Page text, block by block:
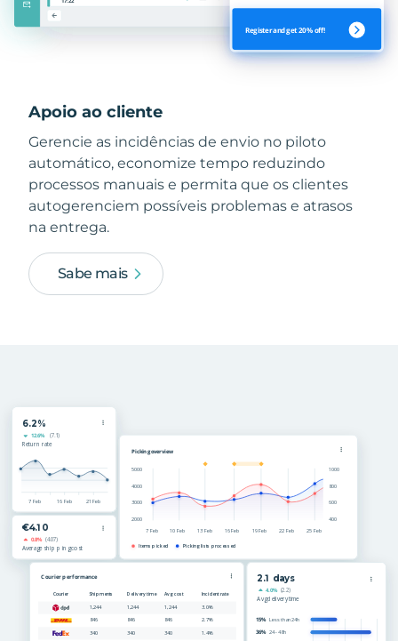
Apoio ao cliente
Gerencie as incidências de envio no piloto
automático, economize tempo reduzindo
processos manuais e permita que os clientes
autogerenciem possíveis problemas e atrasos
na entrega.
Sabe mais